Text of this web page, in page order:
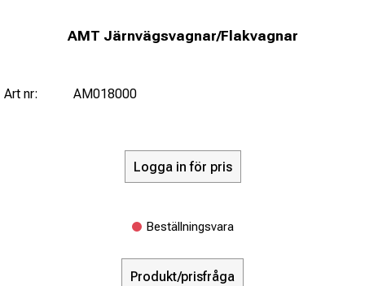
AMT Järnvägsvagnar/Flakvagnar
Art nr: AM018000
Logga in för pris
Beställningsvara
Produkt/prisfråga